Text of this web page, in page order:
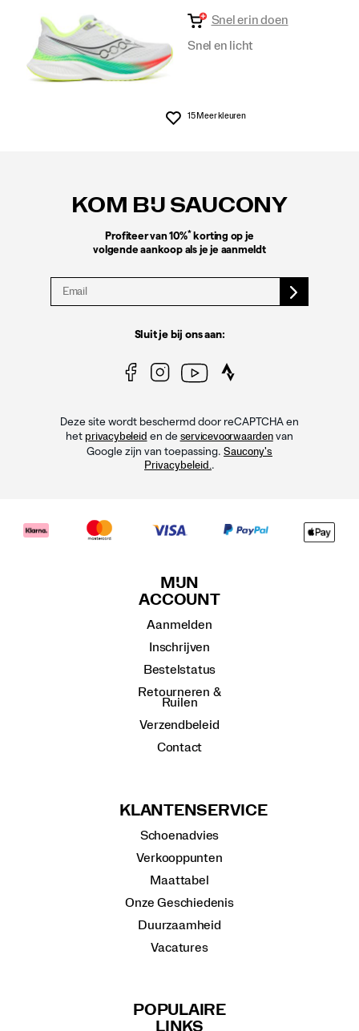
Wenslijst
Snel erin doen
Snel en licht
15 Meer kleuren
KOM BIJ SAUCONY
Profiteer van 10%* korting op je
volgende aankoop als je je aanmeldt
Sluit je bij ons aan:
Deze site wordt beschermd door reCAPTCHA en
het privacybeleid en de servicevoorwaardenvan
Google zijn van toepassing. Saucony's
Privacybeleid. .
MIJN
ACCOUNT
Aanmelden
Inschrijven
Bestelstatus
Retourneren &
Ruilen
Verzendbeleid
Contact
KLANTENSERVICE
Schoenadvies
Verkooppunten
Maattabel
Onze Geschiedenis
Duurzaamheid
Vacatures
POPULAIRE
LINKS